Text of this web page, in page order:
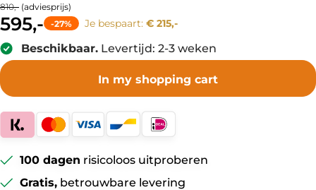
810,- (adviesprijs)
595,- -27% Je bespaart: € 215,-
Beschikbaar. Levertijd: 2-3 weken
In my shopping cart
100 dagen risicoloos uitproberen
Gratis, betrouwbare levering